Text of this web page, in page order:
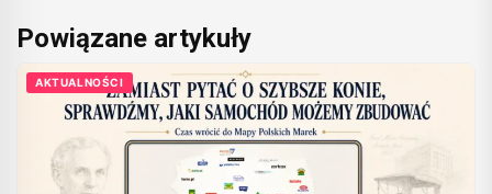
Powiązane artykuły
AKTUALNOŚCI